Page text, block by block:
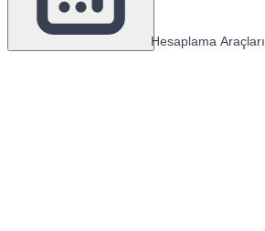
Hesaplama Araçları